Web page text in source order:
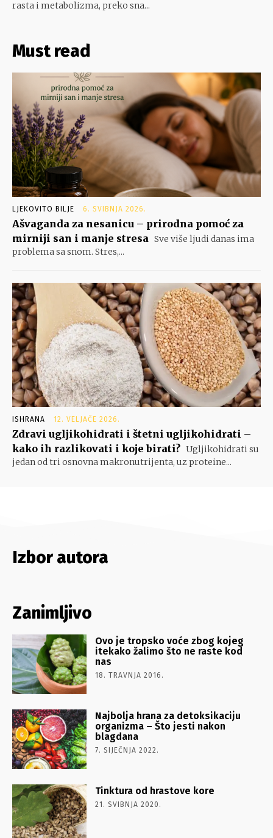
rasta i metabolizma, preko sna...
Must read
LJEKOVITO BILJE 6. SVIBNJA 2026.
Ašvaganda za nesanicu – prirodna pomoć za
mirniji san i manje stresa Sve više ljudi danas ima
problema sa snom. Stres,...
ISHRANA 12. VELJAČE 2026.
Zdravi ugljikohidrati i štetni ugljikohidrati –
kako ih razlikovati i koje birati? Ugljikohidrati su
jedan od tri osnovna makronutrijenta, uz proteine...
Izbor autora
Zanimljivo
Ovo je tropsko voće zbog kojeg
itekako žalimo što ne raste kod
nas
18. TRAVNJA 2016.
Najbolja hrana za detoksikaciju
organizma – Što jesti nakon
blagdana
7. SIJEČNJA 2022.
Tinktura od hrastove kore
21. SVIBNJA 2020.